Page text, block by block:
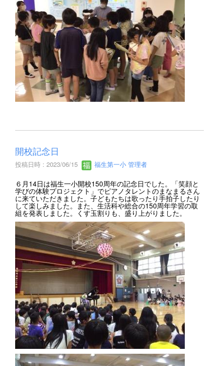
開校記念日
投稿日時 : 2023/06/15 福生第一小 管理者
６月14日は福生一小開校150周年の記念日でした。「笑顔と
学びの体験プロジェクト」でピアノタレントのまなまるさん
に来ていただきました。子どもたちは歌ったり手拍子したり
して楽しみました。また、生活科や総合の150周年学習の取
組を発表しました。くす玉割りも、盛り上がりました。